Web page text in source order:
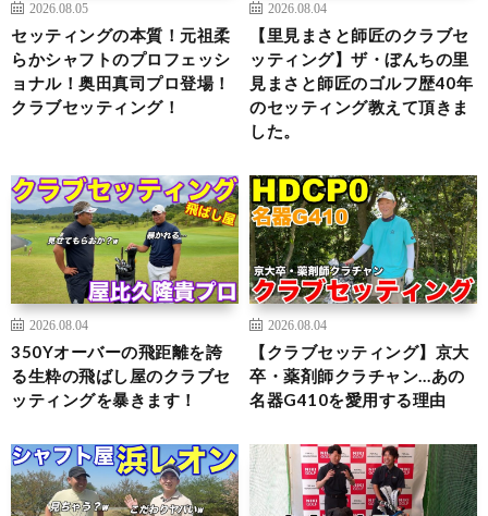
2026.08.05
セッティングの本質！元祖柔
らかシャフトのプロフェッシ
ョナル！奥田真司プロ登場！
クラブセッティング！
2026.08.04
【里見まさと師匠のクラブセ
ッティング】ザ・ぼんちの里
見まさと師匠のゴルフ歴40年
のセッティング教えて頂きま
した。
2026.08.04
350Yオーバーの飛距離を誇
る生粋の飛ばし屋のクラブセ
ッティングを暴きます！
2026.08.04
【クラブセッティング】京大
卒・薬剤師クラチャン…あの
名器G410を愛用する理由